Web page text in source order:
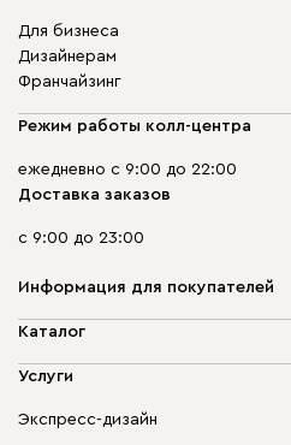
Для бизнеса
Дизайнерам
Франчайзинг
Режим работы колл-центра
ежедневно с 9:00 до 22:00
Доставка заказов
с 9:00 до 23:00
Информация для покупателей
О компании
Доставка и оплата
диван.клуб
Каталог
Мягкая мебель
Бескаркасная мебель
Услуги
Экспресс-дизайн